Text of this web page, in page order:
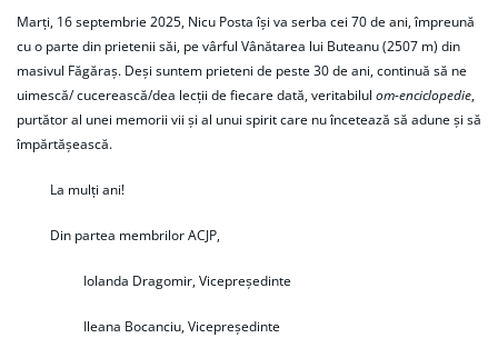
Marți, 16 septembrie 2025, Nicu Posta își va serba cei 70 de ani, împreună
cu o parte din prietenii săi, pe vârful Vânătarea lui Buteanu (2507 m) din
masivul Făgăraș. Deşi suntem prieteni de peste 30 de ani, continuă să ne
uimescă/ cucerească/dea lecţii de fiecare dată, veritabilul om-enciclopedie,
purtător al unei memorii vii și al unui spirit care nu încetează să adune și să
împărtășească.
La mulți ani!
Din partea membrilor ACJP,
Iolanda Dragomir, Vicepreședinte
Ileana Bocanciu, Vicepreședinte